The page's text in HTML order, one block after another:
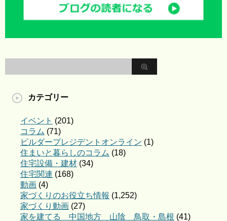
カテゴリー
イベント (201)
コラム (71)
ビルダープレジデントオンライン (1)
住まいと暮らしのコラム (18)
住宅設備・建材 (34)
住宅関連 (168)
動画 (4)
家づくりのお役立ち情報 (1,252)
家づくり動画 (27)
家を建てる 中国地方 山陰 鳥取・島根 (41)